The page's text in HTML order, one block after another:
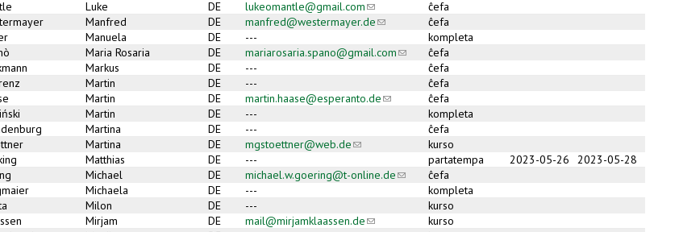
Luke DE lukeomantle@gmail.com(link sends e-mail)
ĉefa
Manfred DE manfred@westermayer.de(link sends e-mail)
ĉefa
Manuela DE ---
kompleta
Maria Rosaria DE mariarosaria.spano@gmail.com(link sends e-mail)
ĉefa
Markus DE ---
ĉefa
Martin DE ---
ĉefa
Martin DE martin.haase@esperanto.de(link sends e-mail)
ĉefa
Martin DE ---
kompleta
Martina DE ---
ĉefa
Martina DE mgstoettner@web.de(link sends e-mail)kurso
Matthias DE --- partatempa 2023-05-26
2023-05-28
Michael DE michael.w.goering@t-online.de(link sends e-mail)
ĉefa
Michaela DE ---
kompleta
Milon DE ---
kurso
Mirjam DE mail@mirjamklaassen.de(link sends e-mail)
kurso